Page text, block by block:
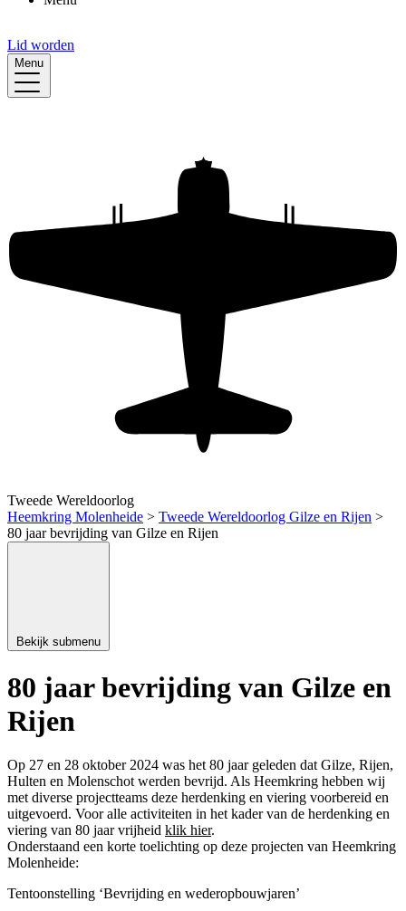
archiefbank
Lid worden
Menu
Tweede Wereldoorlog
Heemkring Molenheide > Tweede Wereldoorlog Gilze en Rijen >
80 jaar bevrijding van Gilze en Rijen
Bekijk submenu
80 jaar bevrijding van Gilze en
Rijen
Op 27 en 28 oktober 2024 was het 80 jaar geleden dat Gilze, Rijen,
Hulten en Molenschot werden bevrijd. Als Heemkring hebben wij
met diverse projectteams deze herdenking en viering voorbereid en
uitgevoerd. Voor alle activiteiten in het kader van de herdenking en
viering van 80 jaar vrijheid klik hier.
Onderstaand een korte toelichting op deze projecten van Heemkring
Molenheide:
Tentoonstelling ‘Bevrijding en wederopbouwjaren’